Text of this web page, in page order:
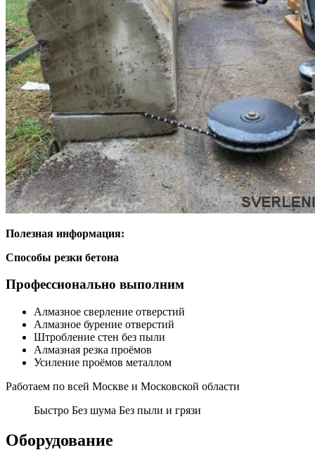
Полезная информация:
Способы резки бетона
Профессионально выполним
Алмазное сверление отверстий
Алмазное бурение отверстий
Штробление стен без пыли
Алмазная резка проёмов
Усиление проёмов металлом
Работаем по всей Москве и Московской области
Быстро Без шума Без пыли и грязи
Оборудование